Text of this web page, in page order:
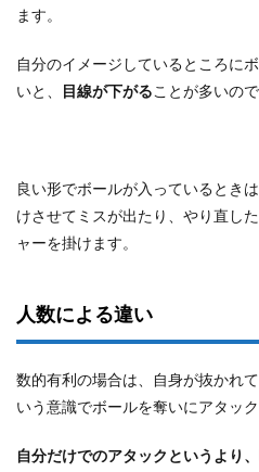
ます。
自分のイメージしているところに
いと、
目線が下がることが多いの
良い形でボールが入っているとき
けさせてミスが出たり、やり直し
ャーを掛けます。
人数による違い
数的有利の場合は、自身が抜かれ
いう意識でボールを奪いにアタック
自分だけでのアタックというより